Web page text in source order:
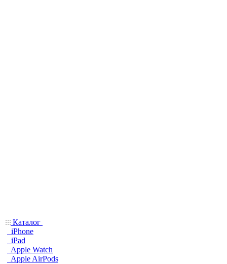
Каталог
iPhone
iPad
Apple Watch
Apple AirPods